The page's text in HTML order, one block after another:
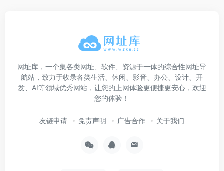
网址库，一个集各类网址、软件、资源于一体的综合性网址导
航站，致力于收录各类生活、休闲、影音、办公、设计、开
发、AI等领域优秀网站，让您的上网体验更便捷更安心，欢迎
您的体验！
友链申请 免责声明 广告合作 关于我们